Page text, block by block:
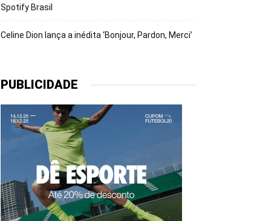
Spotify Brasil
Celine Dion lança a inédita ‘Bonjour, Pardon, Merci’
PUBLICIDADE